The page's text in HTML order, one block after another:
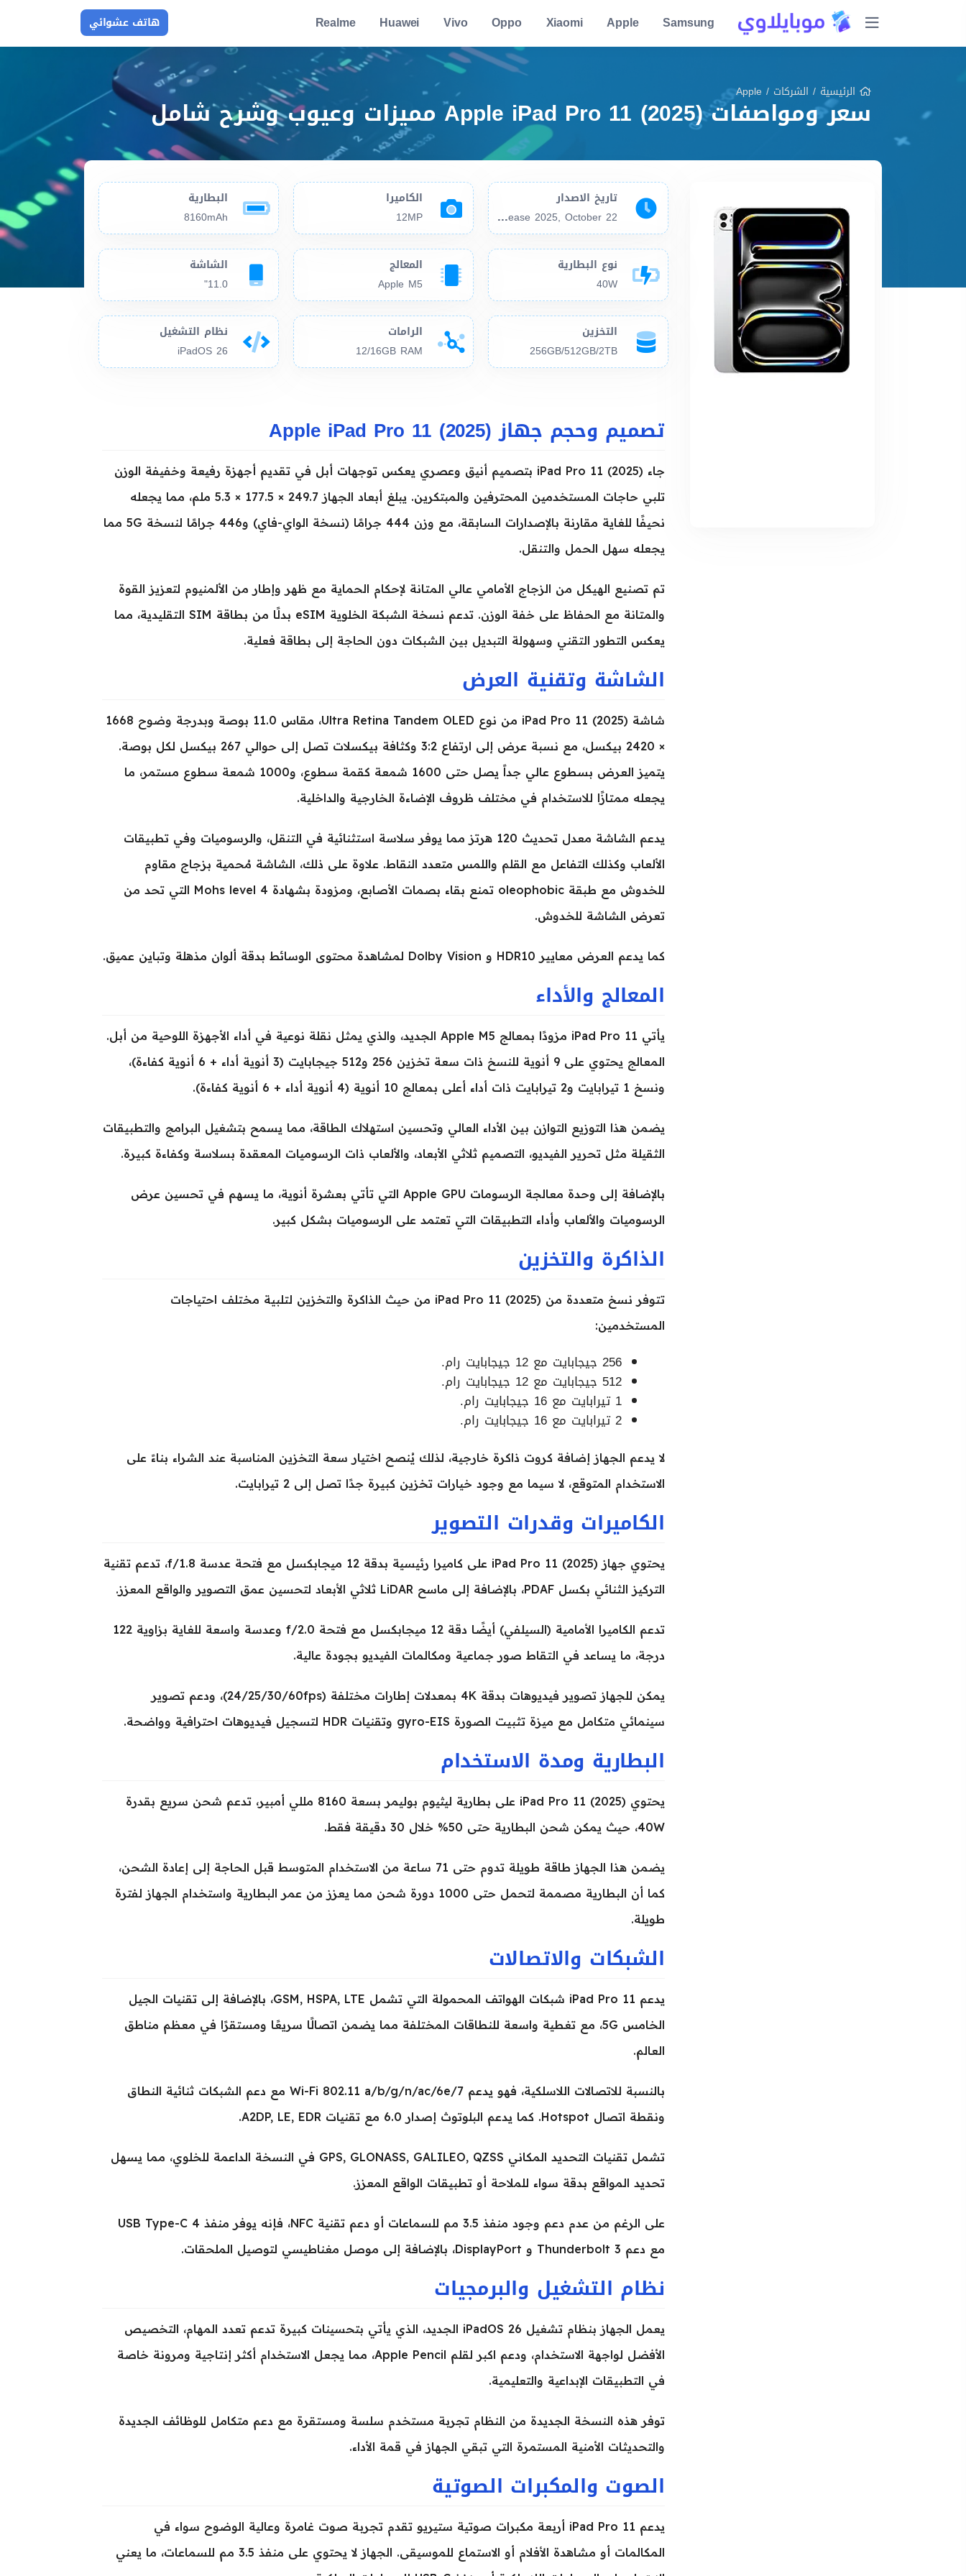
Samsung
Apple
Xiaomi
Oppo
Vivo
Huawei
Realme هاتف عشوائي
الرئيسية / الشركات /
Apple
سعر ومواصفات Apple iPad Pro 11 (2025) مميزات وعيوب وشرح شامل
تاريخ الاصدار
Exp
. release 2025, October 22
الكاميرا
12MP
البطارية
8160mAh
نوع البطارية
40W
المعالج
Apple M5
الشاشة
11.0"
التخزين
256GB/512GB/2TB
الرامات
12/16GB RAM
نظام التشغيل
iPadOS 26
تصميم وحجم جهاز Apple iPad Pro 11 (2025)
جاء iPad Pro 11 (2025) بتصميم أنيق وعصري يعكس توجهات أبل في تقديم أجهزة رفيعة وخفيفة الوزن
تلبي حاجات المستخدمين المحترفين والمبتكرين. يبلغ أبعاد الجهاز 249.7 × 177.5 × 5.3 ملم، مما يجعله
نحيفًا للغاية مقارنة بالإصدارات السابقة، مع وزن 444 جرامًا (نسخة الواي-فاي) و446 جرامًا لنسخة 5G مما
يجعله سهل الحمل والتنقل.
تم تصنيع الهيكل من الزجاج الأمامي عالي المتانة لإحكام الحماية مع ظهر وإطار من الألمنيوم لتعزيز القوة
والمتانة مع الحفاظ على خفة الوزن. تدعم نسخة الشبكة الخلوية eSIM بدلًا من بطاقة SIM التقليدية، مما
يعكس التطور التقني وسهولة التبديل بين الشبكات دون الحاجة إلى بطاقة فعلية.
الشاشة وتقنية العرض
شاشة iPad Pro 11 (2025) من نوع Ultra Retina Tandem OLED، مقاس 11.0 بوصة وبدرجة وضوح 1668
× 2420 بيكسل، مع نسبة عرض إلى ارتفاع 3:2 وكثافة بيكسلات تصل إلى حوالي 267 بيكسل لكل بوصة.
يتميز العرض بسطوع عالي جداً يصل حتى 1600 شمعة كقمة سطوع، و1000 شمعة سطوع مستمر، ما
يجعله ممتازًا للاستخدام في مختلف ظروف الإضاءة الخارجية والداخلية.
يدعم الشاشة معدل تحديث 120 هرتز مما يوفر سلاسة استثنائية في التنقل، والرسوميات وفي تطبيقات
الألعاب وكذلك التفاعل مع القلم واللمس متعدد النقاط. علاوة على ذلك، الشاشة مُحمية بزجاج مقاوم
للخدوش مع طبقة oleophobic تمنع بقاء بصمات الأصابع، ومزودة بشهادة Mohs level 4 التي تحد من
تعرض الشاشة للخدوش.
كما يدعم العرض معايير HDR10 و Dolby Vision لمشاهدة محتوى الوسائط بدقة ألوان مذهلة وتباين عميق.
المعالج والأداء
يأتي iPad Pro 11 مزودًا بمعالج Apple M5 الجديد، والذي يمثل نقلة نوعية في أداء الأجهزة اللوحية من أبل.
المعالج يحتوي على 9 أنوية للنسخ ذات سعة تخزين 256 و512 جيجابايت (3 أنوية أداء + 6 أنوية كفاءة)،
ونسخ 1 تيرابايت و2 تيرابايت ذات أداء أعلى بمعالج 10 أنوية (4 أنوية أداء + 6 أنوية كفاءة).
يضمن هذا التوزيع التوازن بين الأداء العالي وتحسين استهلاك الطاقة، مما يسمح بتشغيل البرامج والتطبيقات
الثقيلة مثل تحرير الفيديو، التصميم ثلاثي الأبعاد، والألعاب ذات الرسوميات المعقدة بسلاسة وكفاءة كبيرة.
بالإضافة إلى وحدة معالجة الرسومات Apple GPU التي تأتي بعشرة أنوية، ما يسهم في تحسين عرض
الرسوميات والألعاب وأداء التطبيقات التي تعتمد على الرسوميات بشكل كبير.
الذاكرة والتخزين
تتوفر نسخ متعددة من iPad Pro 11 (2025) من حيث الذاكرة والتخزين لتلبية مختلف احتياجات
المستخدمين:
256 جيجابايت مع 12 جيجابايت رام.
512 جيجابايت مع 12 جيجابايت رام.
1 تيرابايت مع 16 جيجابايت رام.
2 تيرابايت مع 16 جيجابايت رام.
لا يدعم الجهاز إضافة كروت ذاكرة خارجية، لذلك يُنصح اختيار سعة التخزين المناسبة عند الشراء بناءً على
الاستخدام المتوقع، لا سيما مع وجود خيارات تخزين كبيرة جدًا تصل إلى 2 تيرابايت.
الكاميرات وقدرات التصوير
يحتوي جهاز iPad Pro 11 (2025) على كاميرا رئيسية بدقة 12 ميجابكسل مع فتحة عدسة f/1.8، تدعم تقنية
التركيز الثنائي بكسل PDAF، بالإضافة إلى ماسح LiDAR ثلاثي الأبعاد لتحسين عمق التصوير والواقع المعزز.
تدعم الكاميرا الأمامية (السيلفي) أيضًا دقة 12 ميجابكسل مع فتحة f/2.0 وعدسة واسعة للغاية بزاوية 122
درجة، ما يساعد في التقاط صور جماعية ومكالمات الفيديو بجودة عالية.
يمكن للجهاز تصوير فيديوهات بدقة 4K بمعدلات إطارات مختلفة (24/25/30/60fps)، ودعم تصوير
سينمائي متكامل مع ميزة تثبيت الصورة gyro-EIS وتقنيات HDR لتسجيل فيديوهات احترافية وواضحة.
البطارية ومدة الاستخدام
يحتوي iPad Pro 11 (2025) على بطارية ليثيوم بوليمر بسعة 8160 مللي أمبير، تدعم شحن سريع بقدرة
40W، حيث يمكن شحن البطارية حتى 50% خلال 30 دقيقة فقط.
يضمن هذا الجهاز طاقة طويلة تدوم حتى 71 ساعة من الاستخدام المتوسط قبل الحاجة إلى إعادة الشحن،
كما أن البطارية مصممة لتحمل حتى 1000 دورة شحن مما يعزز من عمر البطارية واستخدام الجهاز لفترة
طويلة.
الشبكات والاتصالات
يدعم iPad Pro 11 شبكات الهواتف المحمولة التي تشمل GSM, HSPA, LTE، بالإضافة إلى تقنيات الجيل
الخامس 5G، مع تغطية واسعة للنطاقات المختلفة مما يضمن اتصالًا سريعًا ومستقرًا في معظم مناطق
العالم.
بالنسبة للاتصالات اللاسلكية، فهو يدعم Wi-Fi 802.11 a/b/g/n/ac/6e/7 مع دعم الشبكات ثنائية النطاق
ونقطة اتصال Hotspot. كما يدعم البلوتوث إصدار 6.0 مع تقنيات A2DP, LE, EDR.
تشمل تقنيات التحديد المكاني GPS, GLONASS, GALILEO, QZSS في النسخة الداعمة للخلوي، مما يسهل
تحديد المواقع بدقة سواء للملاحة أو تطبيقات الواقع المعزز.
على الرغم من عدم دعم وجود منفذ 3.5 مم للسماعات أو دعم تقنية NFC، فإنه يوفر منفذ USB Type-C 4
مع دعم Thunderbolt 3 و DisplayPort، بالإضافة إلى موصل مغناطيسي لتوصيل الملحقات.
نظام التشغيل والبرمجيات
يعمل الجهاز بنظام تشغيل iPadOS 26 الجديد، الذي يأتي بتحسينات كبيرة تدعم تعدد المهام، التخصيص
الأفضل لواجهة الاستخدام، ودعم اكبر لقلم Apple Pencil، مما يجعل الاستخدام أكثر إنتاجية ومرونة خاصة
في التطبيقات الإبداعية والتعليمية.
توفر هذه النسخة الجديدة من النظام تجربة مستخدم سلسة ومستقرة مع دعم متكامل للوظائف الجديدة
والتحديثات الأمنية المستمرة التي تبقي الجهاز في قمة الأداء.
الصوت والمكبرات الصوتية
يدعم iPad Pro 11 أربعة مكبرات صوتية ستيريو تقدم تجربة صوت غامرة وعالية الوضوح سواء في
المكالمات أو مشاهدة الأفلام أو الاستماع للموسيقى. الجهاز لا يحتوي على منفذ 3.5 مم للسماعات، ما يعني